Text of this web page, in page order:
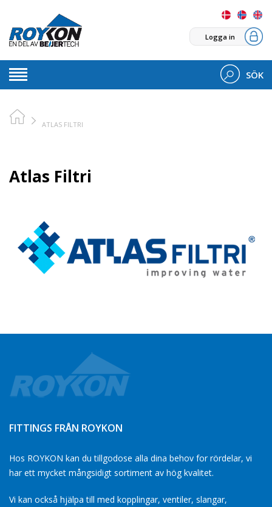
Logga in
SÖK
ATLAS FILTRI
Atlas Filtri
FITTINGS FRÅN ROYKON
Hos ROYKON kan du tillgodose alla dina behov for rördelar, vi
har ett mycket mångsidigt sortiment av hög kvalitet.
Vi kan också hjälpa till med kopplingar, ventiler, slangar,